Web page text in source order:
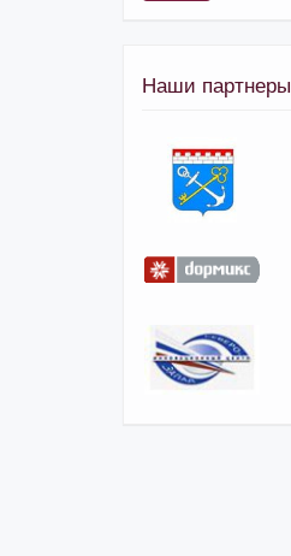
Наши партнеры